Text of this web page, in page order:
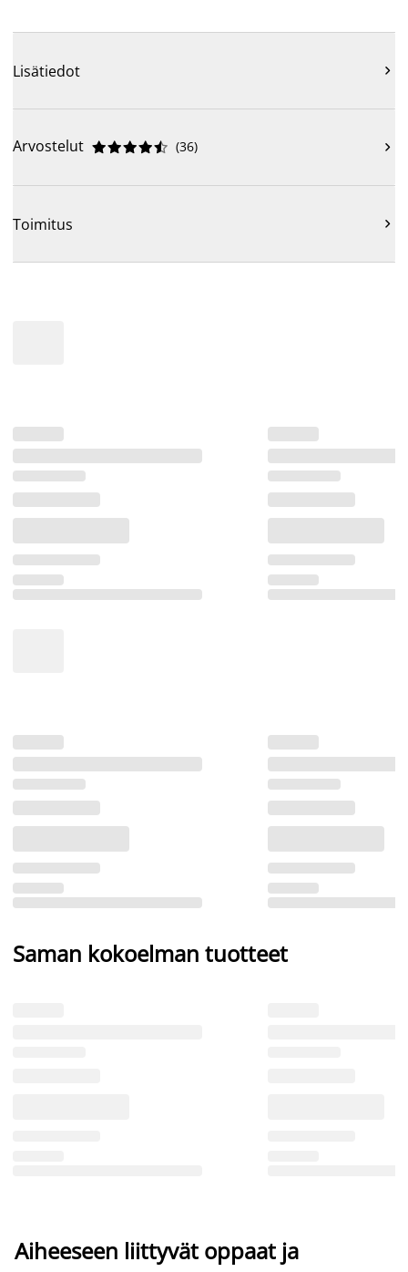
Lisätiedot 
Arvostelut 




 (36) 
Toimitus 
Saman kokoelman tuotteet
Aiheeseen liittyvät oppaat ja